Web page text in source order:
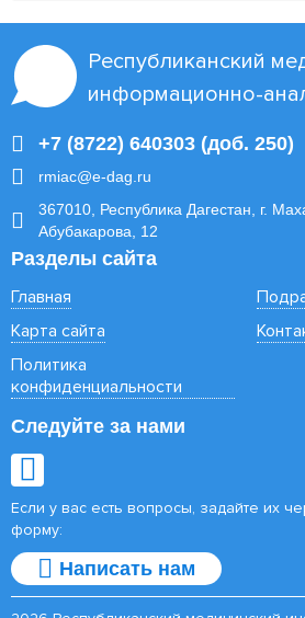
Республиканский
информационно-
+7 (8722) 640303 (доб. 250)
rmiac@e-dag.ru
367010, Республика Дагестан, г.
Абубакарова, 12
Разделы сайта
Главная
Карта сайта
Политика
конфиденциальности
Следуйте за нами
Если у вас есть вопросы, задайте их
форму:
Написать нам